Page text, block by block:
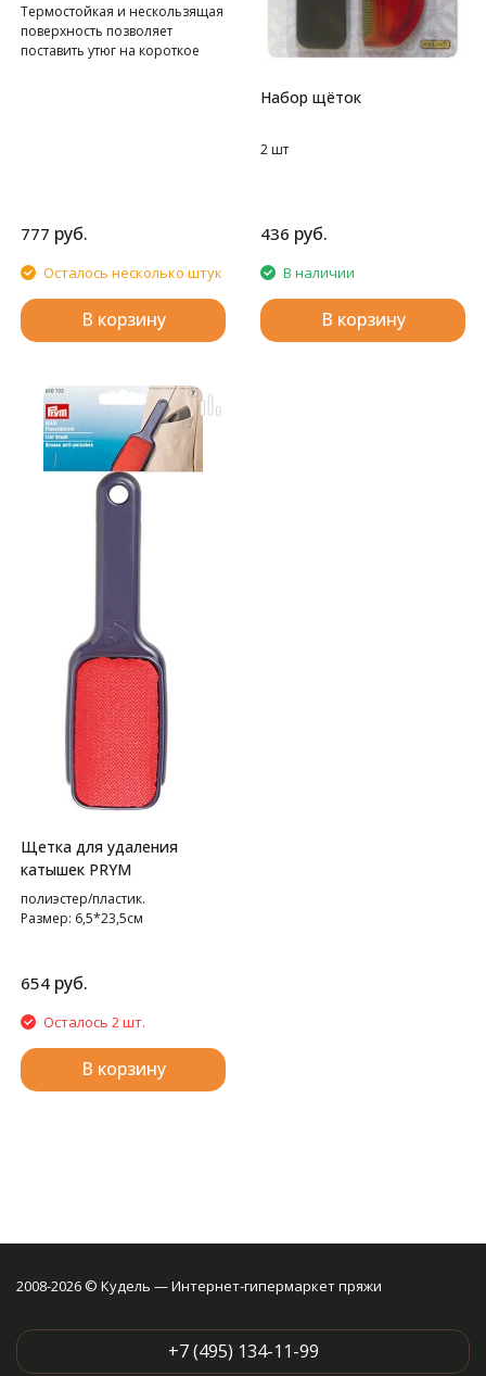
Термостойкая и нескользящая
поверхность позволяет
поставить утюг на короткое
777 руб.
Осталось несколько штук
В корзину
Набор щёток
2 шт
436 руб.
В наличии
В корзину
Щетка для удаления
катышек PRYM
полиэстер/пластик.
Размер: 6,5*23,5см
654 руб.
Осталось 2 шт.
В корзину
2008-2026 © Кудель — Интернет-гипермаркет пряжи
+7 (495) 134-11-99